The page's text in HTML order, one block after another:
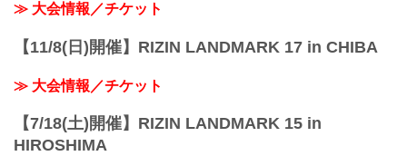
≫ 大会情報／チケット
【11/8(日)開催】RIZIN LANDMARK 17 in CHIBA
≫ 大会情報／チケット
【7/18(土)開催】RIZIN LANDMARK 15 in
HIROSHIMA